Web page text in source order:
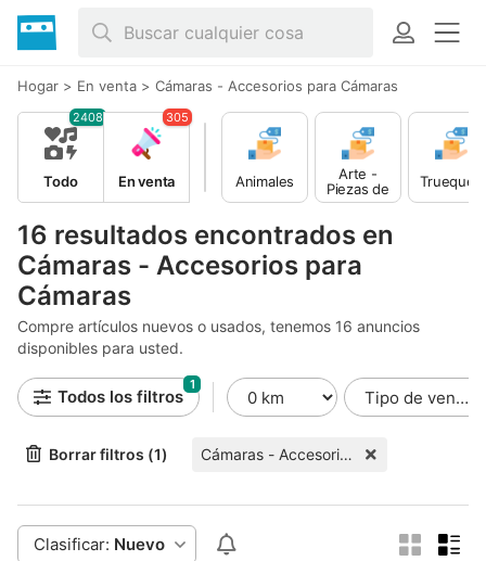
Hogar > En venta > Cámaras - Accesorios para Cámaras
16 resultados encontrados en
Cámaras - Accesorios para
Cámaras
Compre artículos nuevos o usados, tenemos 16 anuncios
disponibles para usted.
Todo
2408
En venta
305
Animales
Arte -
Piezas de
coleccionis
Trueques
Todos los filtros
1
Borrar filtros (1) Cámaras - Accesorios para Cámaras
Clasificar: Nuevo